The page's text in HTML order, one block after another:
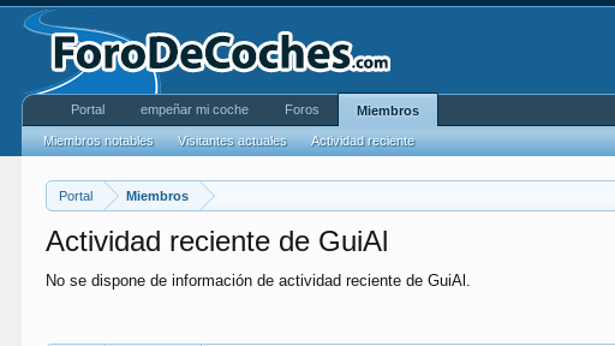
Portal Miembros
Actividad reciente de GuiAl
No se dispone de información de actividad reciente de GuiAl.
Portal empeñar mi coche Foros Miembros
Miembros notables Visitantes actuales Actividad reciente